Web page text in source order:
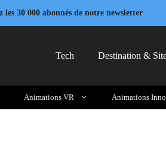
les 30 000 abonnés de notre newsletter
Tech Destination &
Animations VR Animations